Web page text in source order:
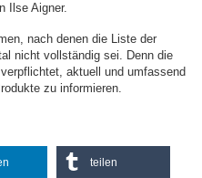
Ilse Aigner.
nach denen die Liste der
nicht vollständig sei. Denn die
aktuell und umfassend
zu informieren.
teilen